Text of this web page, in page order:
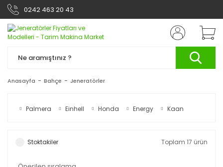
0242 463 20 43
Anasayfa Bahçe Jeneratörler
Palmera Einhell Honda Energy Kaan
Stoktakiler Toplam 17 ürün